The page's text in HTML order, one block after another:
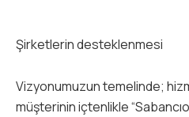
Şirketlerin desteklenmesi
Vizyonumuzun temelinde;
müşterinin içtenlikle